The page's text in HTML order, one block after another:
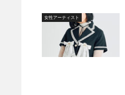
女性アーティスト